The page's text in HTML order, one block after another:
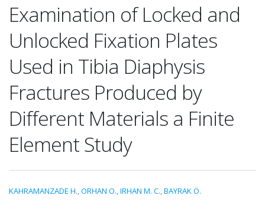
Examination of Locked and
Unlocked Fixation Plates
Used in Tibia Diaphysis
Fractures Produced by
Different Materials a Finite
Element Study
KAHRAMANZADE H.,ORHAN O.,IRHAN M. C.,BAYRAK Ö.